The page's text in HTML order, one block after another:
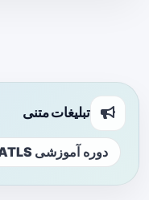
تبلیغات متنی
دوره آموزشی ATLS